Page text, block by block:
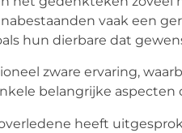
vaak een
hun dierbare dat
zware ervaring,
belangrijke aspecten
heeft